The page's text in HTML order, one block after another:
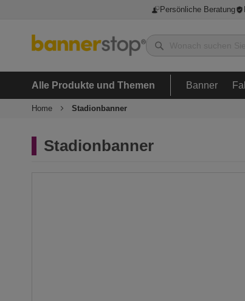
Persönliche Beratung
Alle Produkte und Themen Banner
Home Stadionbanner
Stadionbanner